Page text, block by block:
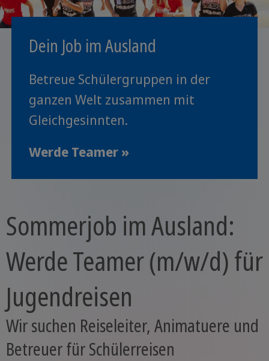
Dein Job im Ausland
Betreue Schülergruppen in der
ganzen Welt zusammen mit
Gleichgesinnten.
Werde Teamer »
Sommerjob im Ausland:
Werde Teamer (m/w/d) für
Jugendreisen
Wir suchen Reiseleiter, Animatuere und
Betreuer für Schülerreisen